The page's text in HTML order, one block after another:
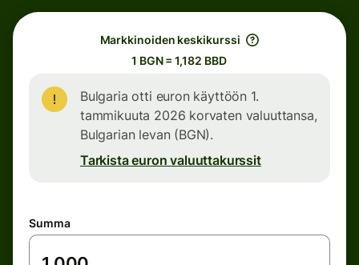
Markkinoiden keskikurssi
1 BGN = 1,182 BBD
Bulgaria otti euron käyttöön 1.
tammikuuta 2026 korvaten valuuttansa,
Bulgarian levan (BGN).
Tarkista euron valuuttakurssit
Summa